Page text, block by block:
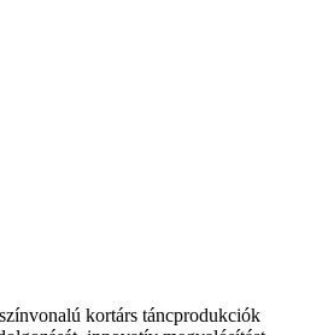
kortárs táncprodukciók